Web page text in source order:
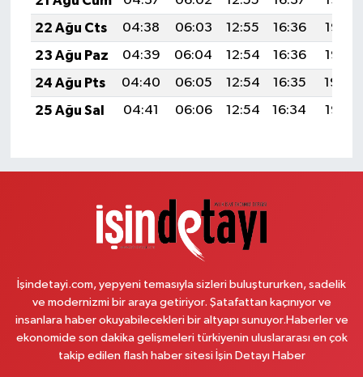
22 Ağu Cts
04:38 06:03 12:55 16:36
19:36
23 Ağu Paz
04:39 06:04 12:54 16:36
19:35
24 Ağu Pts
04:40 06:05 12:54 16:35
19:34
25 Ağu Sal
04:41 06:06 12:54 16:34 19:32
İşindetayi.com, yepyeni temasıyla sizleri buluştururken, sadelik
ve modernizmi bir araya getiriyor. Şatafattan kaçınıyor ve
insanlara haber okuyabilecekleri bir altyapı sunuyor.Haberler ve
ekonomide son dakika gelişmeleri türkiyenin uluslararası en çok
takip edilen flash haber sitesi İşin Detayı Haber